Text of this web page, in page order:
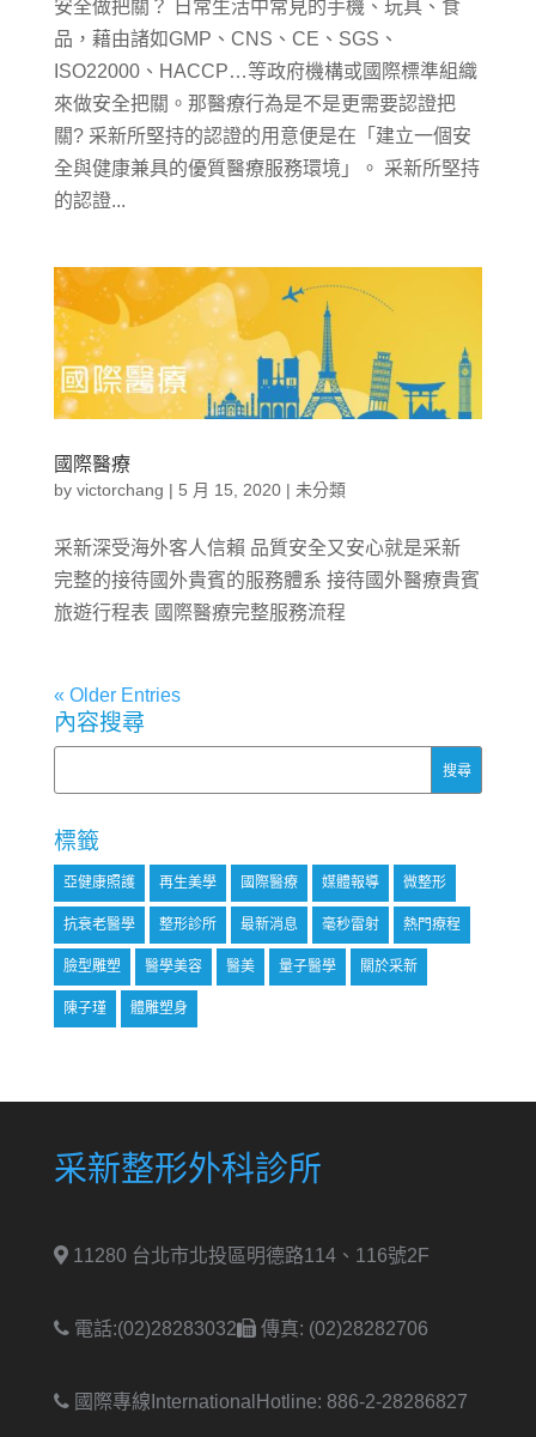
安全做把關？ 日常生活中常見的手機、玩具、食
品，藉由諸如GMP、CNS、CE、SGS、
ISO22000、HACCP…等政府機構或國際標準組織
來做安全把關。那醫療行為是不是更需要認證把
關? 采新所堅持的認證的用意便是在「建立一個安
全與健康兼具的優質醫療服務環境」。 采新所堅持
的認證...
國際醫療
by victorchang | 5 月 15, 2020| 未分類
采新深受海外客人信賴 品質安全又安心就是采新
完整的接待國外貴賓的服務體系 接待國外醫療貴賓
旅遊行程表 國際醫療完整服務流程
« Older Entries
內容搜尋
標籤
亞健康照護 再生美學 國際醫療 媒體報導 微整形
抗衰老醫學 整形診所 最新消息 毫秒雷射 熱門療程
臉型雕塑 醫學美容 醫美 量子醫學 關於采新
陳子瑾 體雕塑身
采新整形外科診所
11280 台北市北投區明德路114、116號2F
電話:(02)28283032 傳真: (02)28282706
國際專線International Hotline: 886-2-28286827